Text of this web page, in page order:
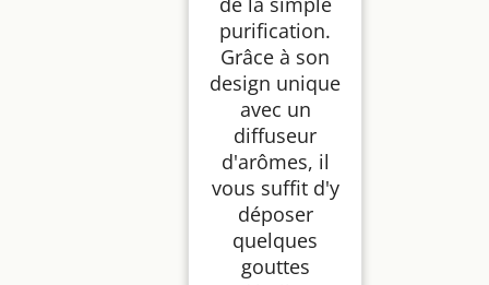
purification.
Grâce à son
design unique
avec un
diffuseur
d'arômes, il
vous suffit d'y
déposer
quelques
gouttes